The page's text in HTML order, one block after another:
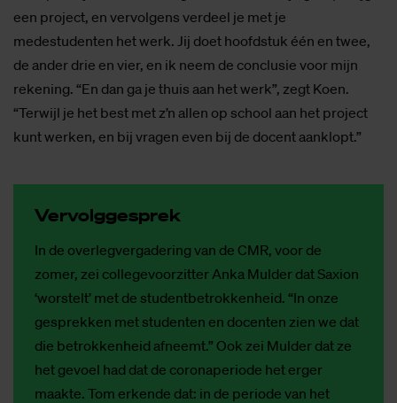
een project, en vervolgens verdeel je met je
medestudenten het werk. Jij doet hoofdstuk één en twee,
de ander drie en vier, en ik neem de conclusie voor mijn
rekening. “En dan ga je thuis aan het werk”, zegt Koen.
“Terwijl je het best met z’n allen op school aan het project
kunt werken, en bij vragen even bij de docent aanklopt.”
Ver­volg­ge­sprek
In de overlegvergadering van de CMR, voor de
zomer, zei collegevoorzitter Anka Mulder dat Saxion
‘worstelt’ met de studentbetrokkenheid. “In onze
gesprekken met studenten en docenten zien we dat
die betrokkenheid afneemt.” Ook zei Mulder dat ze
het gevoel had dat de coronaperiode het erger
maakte. Tom erkende dat: in de periode van het